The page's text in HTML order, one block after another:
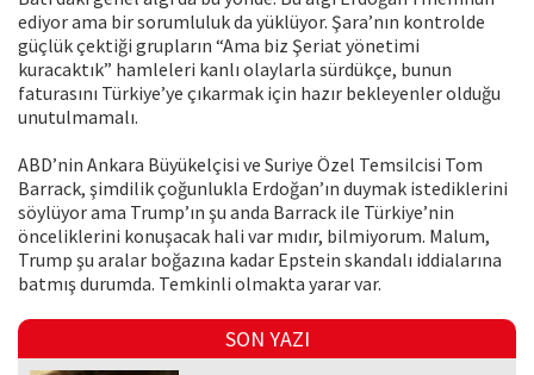
ediyor ama bir sorumluluk da yüklüyor. Şara’nın kontrolde
güçlük çektiği grupların “Ama biz Şeriat yönetimi
kuracaktık” hamleleri kanlı olaylarla sürdükçe, bunun
faturasını Türkiye’ye çıkarmak için hazır bekleyenler olduğu
unutulmamalı.
ABD’nin Ankara Büyükelçisi ve Suriye Özel Temsilcisi Tom
Barrack, şimdilik çoğunlukla Erdoğan’ın duymak istediklerini
söylüyor ama Trump’ın şu anda Barrack ile Türkiye’nin
önceliklerini konuşacak hali var mıdır, bilmiyorum. Malum,
Trump şu aralar boğazına kadar Epstein skandalı iddialarına
batmış durumda. Temkinli olmakta yarar var.
SON YAZI